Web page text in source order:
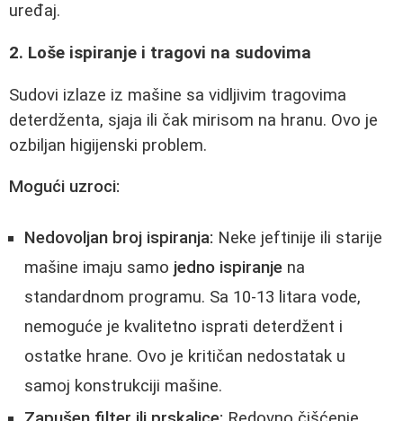
uređaj.
2. Loše ispiranje i tragovi na sudovima
Sudovi izlaze iz mašine sa vidljivim tragovima
deterdženta, sjaja ili čak mirisom na hranu. Ovo je
ozbiljan higijenski problem.
Mogući uzroci:
Nedovoljan broj ispiranja: Neke jeftinije ili starije
mašine imaju samo jedno ispiranje na
standardnom programu. Sa 10-13 litara vode,
nemoguće je kvalitetno isprati deterdžent i
ostatke hrane. Ovo je kritičan nedostatak u
samoj konstrukciji mašine.